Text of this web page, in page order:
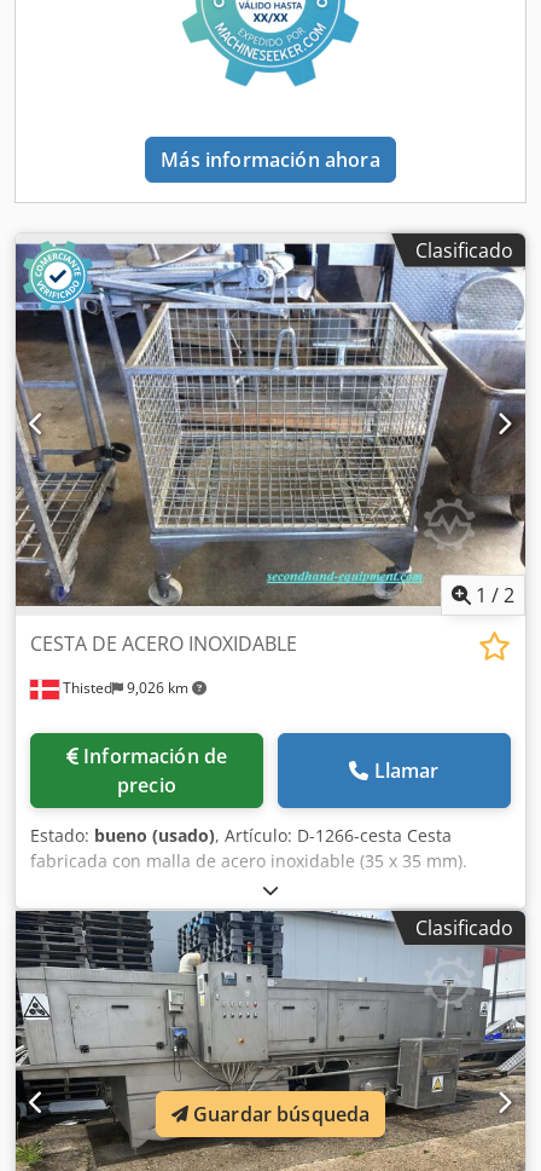
Más información ahora
Clasificado
1 /2
Thisted 9,026 km
CESTA DE ACERO INOXIDABLE
Información de
precio
Llamar
Estado: bueno (usado), Artículo: D-1266-cesta Cesta
fabricada con malla de acero inoxidable (35 x 35 mm).
Incluye 7 piezas + un rodillo. Dimensiones: 64 x 90 x 60 cm.
Dwedsh Dbw Hspfx Ap Aea
Clasificado
Guardar búsqueda